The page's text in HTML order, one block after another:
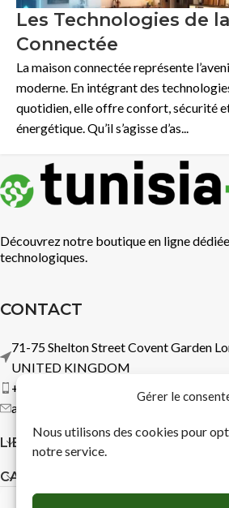
Gérer le
Nous utilisons des cookies pour
notre service.
Les Technologies de
Connectée
La maison connectée représente
moderne. En intégrant des
quotidien, elle offre confort, sécurité
énergétique. Qu’il s’agisse d’as...
Découvrez notre boutique en ligne
technologiques.
CONTACT
71-75 Shelton Street Covent Garden
UNITED KINGDOM
+44 7737 360583
admin@logitechsoftware.com
LIENS RAPIDES
CATÉGORIES